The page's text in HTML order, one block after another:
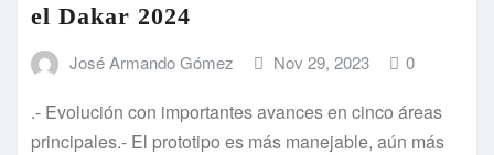
el Dakar 2024
José Armando Gómez Nov 29, 2023 0
.- Evolución con importantes avances en cinco áreas
principales.- El prototipo es más manejable, aún más